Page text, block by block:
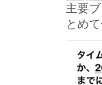
主要
とめ